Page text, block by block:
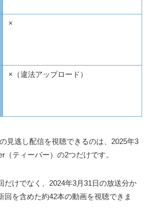
×
×（違法アップロード）
見逃し配信を視聴できるのは、2025年3
（ティーバー）の2つだけです。
だけでなく、2024年3月31日の放送分か
回を含めた約42本の動画を視聴できま